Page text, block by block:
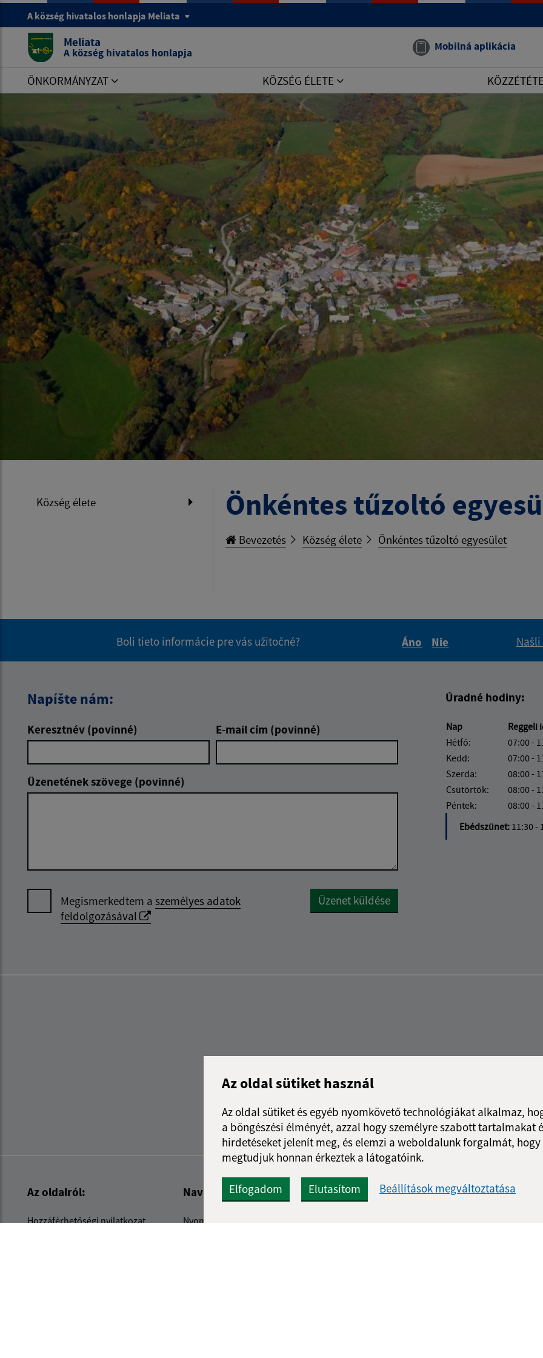
Az oldal sütiket használ
Az oldal sütiket és egyéb nyomkövető technológiákat alkalmaz,
a böngészési élményét, azzal hogy személyre szabott tartalmakat
hirdetéseket jelenít meg, és elemzi a weboldalunk forgalmát, hogy
megtudjuk honnan érkeztek a látogatóink.
Elfogadom Elutasítom Beállítások megváltoztatása
A község hivatalos honlapja Meliata
Meliata
A község hivatalos honlapja Mobilná aplikácia
ÖNKORMÁNYZAT KÖZSÉG ÉLETE
Község élete Önkéntes tűzoltó
Bevezetés Község élete Önkéntes tűzoltó egyesület
Boli tieto informácie pre vás užitočné?
Áno
Nie
Napíšte nám:
Keresztnév (povinné) E-mail cím (povinné)
Üzenetének szövege (povinné)
Megismerkedtem a személyes adatok
feldolgozásával
Google reCaptcha Response
Üzenet küldése
Úradné hodiny:
Nap
Reggeli
Hétfő:
07:00 -
Kedd:
07:00 -
Szerda:
08:00 -
Csütörtök:
08:00 -
Péntek:
08:00 -
Ebédszünet: 11:30 -
Az oldalról:
Hozzáférhetőségi nyilatkozat
Navigáció:
Nyomtatás
Gyors linkek: Frissített: